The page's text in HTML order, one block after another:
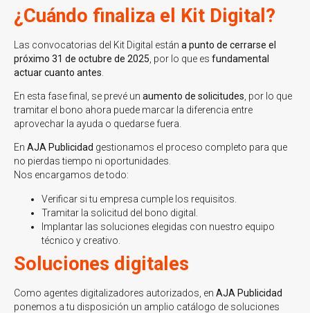
¿Cuándo finaliza el Kit Digital?
Las convocatorias del Kit Digital están a punto de cerrarse el
próximo 31 de octubre de 2025 , por lo que es fundamental
actuar cuanto antes
En esta fase final, se prevé un aumento de solicitudes , por lo que
tramitar el bono ahora puede marcar la diferencia entre
aprovechar la ayuda o quedarse fuera.
En AJA Publicidad gestionamos el proceso completo para que
no pierdas tiempo ni oportunidades.
Nos encargamos de todo:
Verificar si tu empresa cumple los requisitos.
Tramitar la solicitud del bono digital.
Implantar las soluciones elegidas con nuestro equipo
técnico y creativo.
Soluciones digitales
Como agentes digitalizadores autorizados, en AJA Publicidad
ponemos a tu disposición un amplio catálogo de soluciones